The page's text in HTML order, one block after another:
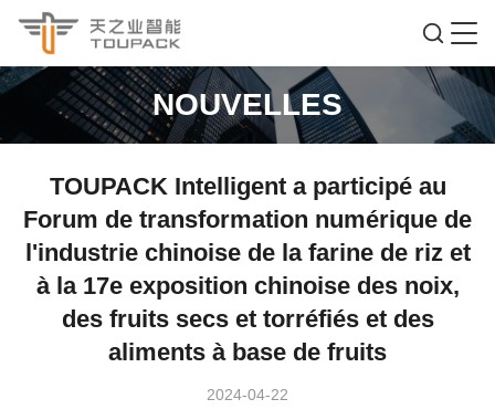
NOUVELLES
TOUPACK Intelligent a participé au
Forum de transformation numérique de
l'industrie chinoise de la farine de riz et
à la 17e exposition chinoise des noix,
des fruits secs et torréfiés et des
aliments à base de fruits
2024-04-22